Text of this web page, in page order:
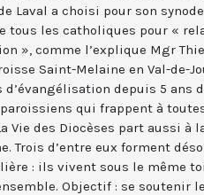
Laval a choisi pour son
tous les catholiques pour «
», comme l’explique Mgr
Saint-Melaine en Val-de-
depuis 5 ans
qui frappent à
Vie des Diocèses part aussi à
Trois d’entre eux forment
: ils vivent sous le même
Objectif : se soutenir